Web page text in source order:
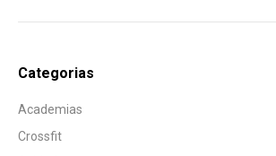
Categorias
Academias
Crossfit